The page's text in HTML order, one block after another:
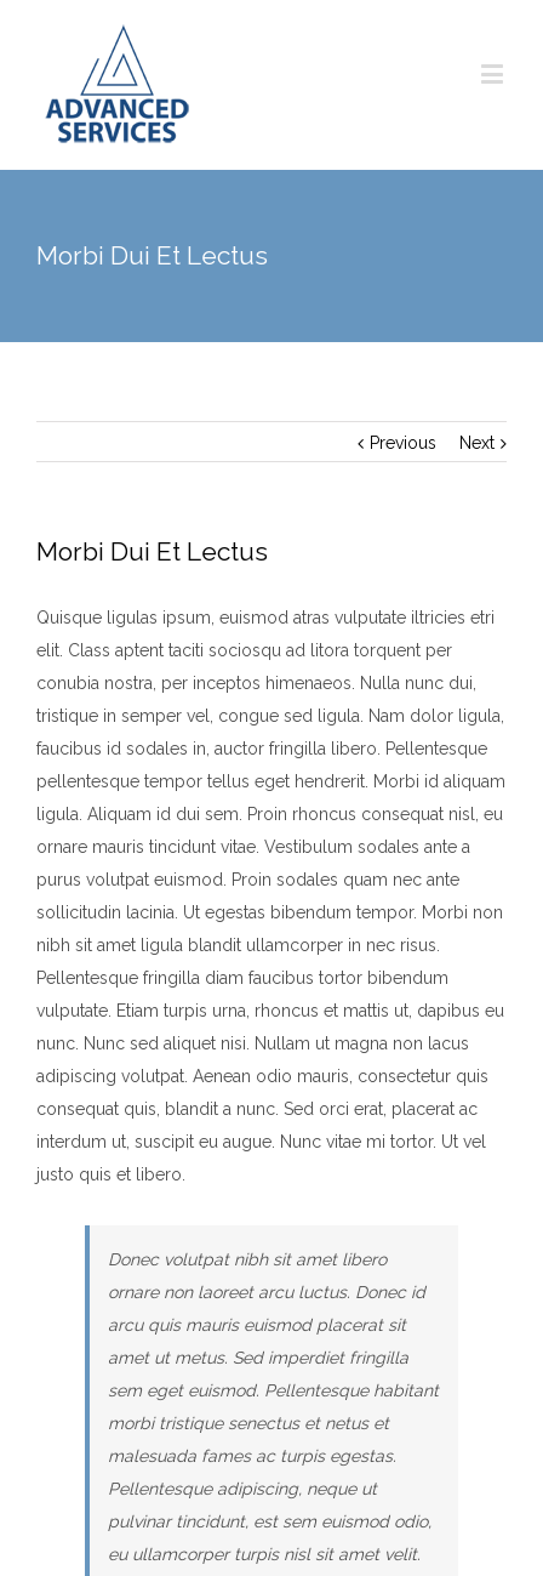
Morbi Dui Et Lectus
Previous Next
Morbi Dui Et Lectus
Quisque ligulas ipsum, euismod atras vulputate iltricies etri
elit. Class aptent taciti sociosqu ad litora torquent per
conubia nostra, per inceptos himenaeos. Nulla nunc dui,
tristique in semper vel, congue sed ligula. Nam dolor ligula,
faucibus id sodales in, auctor fringilla libero. Pellentesque
pellentesque tempor tellus eget hendrerit. Morbi id aliquam
ligula. Aliquam id dui sem. Proin rhoncus consequat nisl, eu
ornare mauris tincidunt vitae. Vestibulum sodales ante a
purus volutpat euismod. Proin sodales quam nec ante
sollicitudin lacinia. Ut egestas bibendum tempor. Morbi non
nibh sit amet ligula blandit ullamcorper in nec risus.
Pellentesque fringilla diam faucibus tortor bibendum
vulputate. Etiam turpis urna, rhoncus et mattis ut, dapibus eu
nunc. Nunc sed aliquet nisi. Nullam ut magna non lacus
adipiscing volutpat. Aenean odio mauris, consectetur quis
consequat quis, blandit a nunc. Sed orci erat, placerat ac
interdum ut, suscipit eu augue. Nunc vitae mi tortor. Ut vel
justo quis et libero.
Donec volutpat nibh sit amet libero
ornare non laoreet arcu luctus. Donec id
arcu quis mauris euismod placerat sit
amet ut metus. Sed imperdiet fringilla
sem eget euismod. Pellentesque habitant
morbi tristique senectus et netus et
malesuada fames ac turpis egestas.
Pellentesque adipiscing, neque ut
pulvinar tincidunt, est sem euismod odio,
eu ullamcorper turpis nisl sit amet velit.